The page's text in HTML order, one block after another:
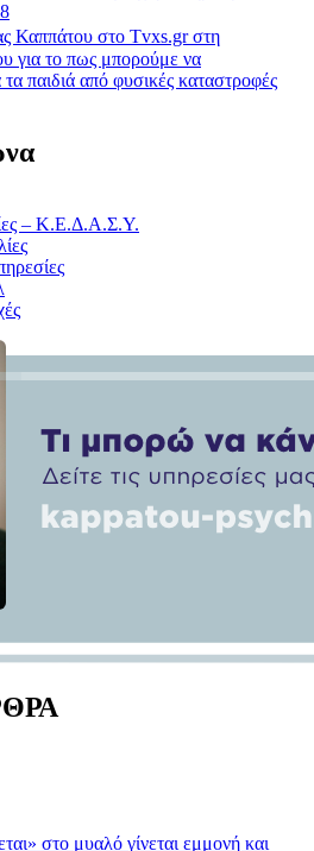
Καππάτου στο Τvxs.gr στη
για το πως μπορούμε να
παιδιά από φυσικές καταστροφές
– Κ.Ε.Δ.Α.Σ.Υ.
στο μυαλό γίνεται εμμονή και